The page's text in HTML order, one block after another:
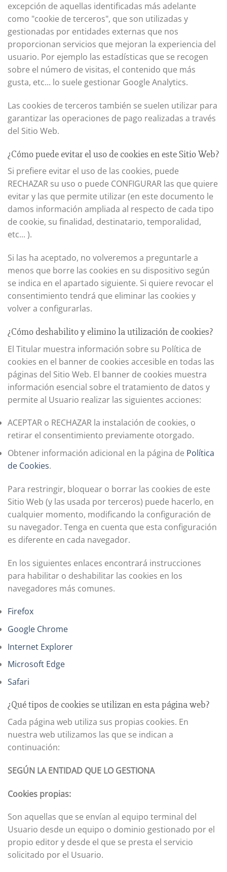
excepción de aquellas identificadas más adelante
como "cookie de terceros", que son utilizadas y
gestionadas por entidades externas que nos
proporcionan servicios que mejoran la experiencia del
usuario. Por ejemplo las estadísticas que se recogen
sobre el número de visitas, el contenido que más
gusta, etc... lo suele gestionar Google Analytics.
Las cookies de terceros también se suelen utilizar para
garantizar las operaciones de pago realizadas a través
del Sitio Web.
¿Cómo puede evitar el uso de cookies en este Sitio Web?
Si prefiere evitar el uso de las cookies, puede
RECHAZAR su uso o puede CONFIGURAR las que quiere
evitar y las que permite utilizar (en este documento le
damos información ampliada al respecto de cada tipo
de cookie, su finalidad, destinatario, temporalidad,
etc... ).
Si las ha aceptado, no volveremos a preguntarle a
menos que borre las cookies en su dispositivo según
se indica en el apartado siguiente. Si quiere revocar el
consentimiento tendrá que eliminar las cookies y
volver a configurarlas.
¿Cómo deshabilito y elimino la utilización de cookies?
El Titular muestra información sobre su Política de
cookies en el banner de cookies accesible en todas las
páginas del Sitio Web. El banner de cookies muestra
información esencial sobre el tratamiento de datos y
permite al Usuario realizar las siguientes acciones:
ACEPTAR o RECHAZAR la instalación de cookies, o
retirar el consentimiento previamente otorgado.
Obtener información adicional en la página de Política
de Cookies.
Para restringir, bloquear o borrar las cookies de este
Sitio Web (y las usada por terceros) puede hacerlo, en
cualquier momento, modificando la configuración de
su navegador. Tenga en cuenta que esta configuración
es diferente en cada navegador.
En los siguientes enlaces encontrará instrucciones
para habilitar o deshabilitar las cookies en los
navegadores más comunes.
Firefox
Google Chrome
Internet Explorer
Microsoft Edge
Safari
¿Qué tipos de cookies se utilizan en esta página web?
Cada página web utiliza sus propias cookies. En
nuestra web utilizamos las que se indican a
continuación:
SEGÚN LA ENTIDAD QUE LO GESTIONA
Cookies propias:
Son aquellas que se envían al equipo terminal del
Usuario desde un equipo o dominio gestionado por el
propio editor y desde el que se presta el servicio
solicitado por el Usuario.